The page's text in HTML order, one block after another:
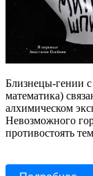
Близнецы-гении
математика)
алхимическом
Невозможного
противостоять